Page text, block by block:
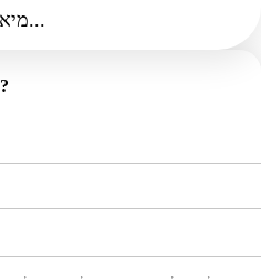
מיאווו...
יש לכם שאלות? נתקלתם בבאג?